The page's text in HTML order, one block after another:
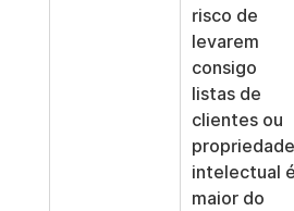
risco de
levarem
consigo
listas de
clientes ou
propriedade
intelectual é
maior do